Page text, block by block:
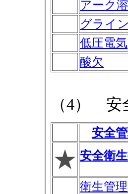
アーク
グライ
低圧電気
酸欠
（4） 安
安全
★ 安全衛
衛生管